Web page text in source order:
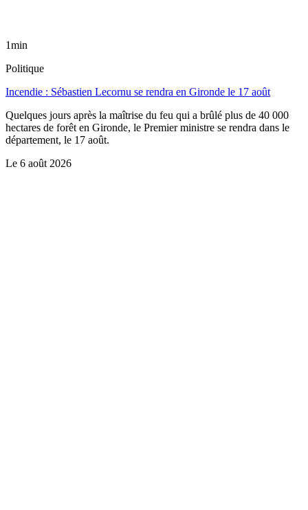
1min
Politique
Incendie : Sébastien Lecornu se rendra en Gironde le 17 août
Quelques jours après la maîtrise du feu qui a brûlé plus de 40 000
hectares de forêt en Gironde, le Premier ministre se rendra dans le
département, le 17 août.
Le 6 août 2026